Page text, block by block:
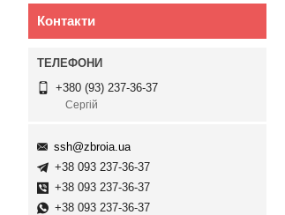
Контакти
+380 (93) 237-36-37
Сергій
ssh@zbroia.ua
+38 093 237-36-37
+38 093 237-36-37
+38 093 237-36-37